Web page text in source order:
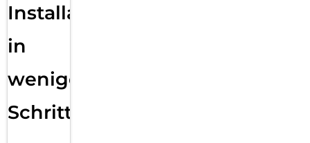
Installation
in
wenigen
Schritten